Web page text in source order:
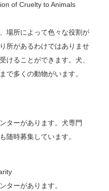
of Cruelty to Animals
場所によって色々な役割が
所があるわけではありませ
けることができます。犬、
で多くの動物がいます。
ターがあります。犬専門
随時募集しています。
ターがあります。